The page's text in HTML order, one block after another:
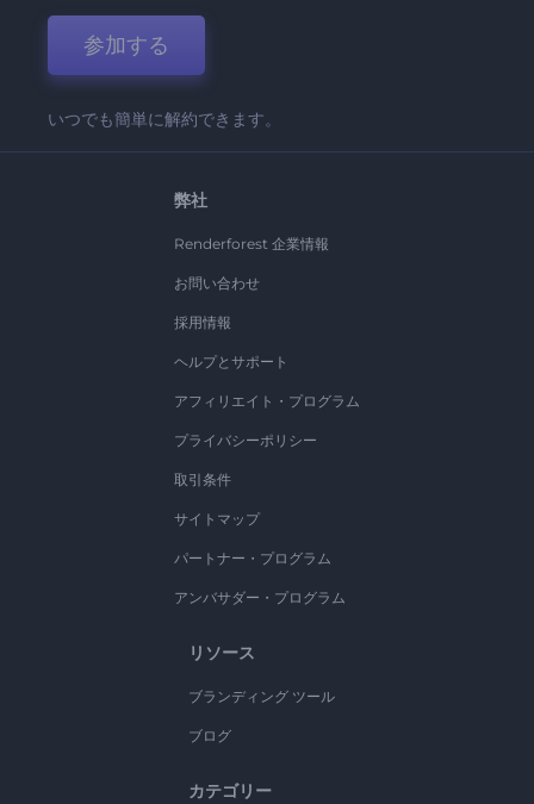
参加する
いつでも簡単に解約できます。
弊社
Renderforest 企業情報
お問い合わせ
採用情報
ヘルプとサポート
アフィリエイト・プログラム
プライバシーポリシー
取引条件
サイトマップ
パートナー・プログラム
アンバサダー・プログラム
リソース
ブランディング ツール
ブログ
カテゴリー